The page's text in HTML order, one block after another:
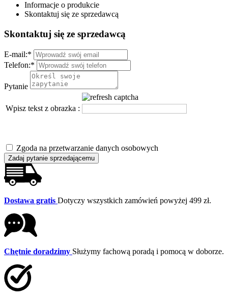
Informacje o produkcie
Skontaktuj się ze sprzedawcą
Skontaktuj się ze sprzedawcą
E-mail:*
Telefon:*
Pytanie
Wpisz tekst z obrazka :
Zgoda na przetwarzanie danych osobowych
Zadaj pytanie sprzedającemu
Dostawa gratis Dotyczy wszystkich zamówień powyżej 499 zł.
Chętnie doradzimy Służymy fachową poradą i pomocą w doborze.